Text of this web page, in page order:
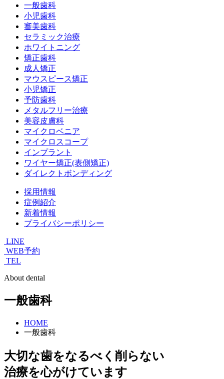
一般歯科
小児歯科
審美歯科
セラミック治療
ホワイトニング
矯正歯科
成人矯正
マウスピース矯正
小児矯正
予防歯科
メタルフリー治療
美容皮膚科
マイクロベニア
マイクロスコープ
インプラント
ワイヤー矯正(表側矯正)
ダイレクトボンディング
採用情報
症例紹介
新着情報
プライバシーポリシー
LINE
WEB予約
TEL
About dental
一般歯科
HOME
一般歯科
大切な歯をなるべく削らない
治療を心がけています